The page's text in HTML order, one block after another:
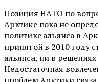
Позиция НАТО по
Арктике пока не
политике альянса в
принятой в 2010 году
альянса, ни в
Недостаточная